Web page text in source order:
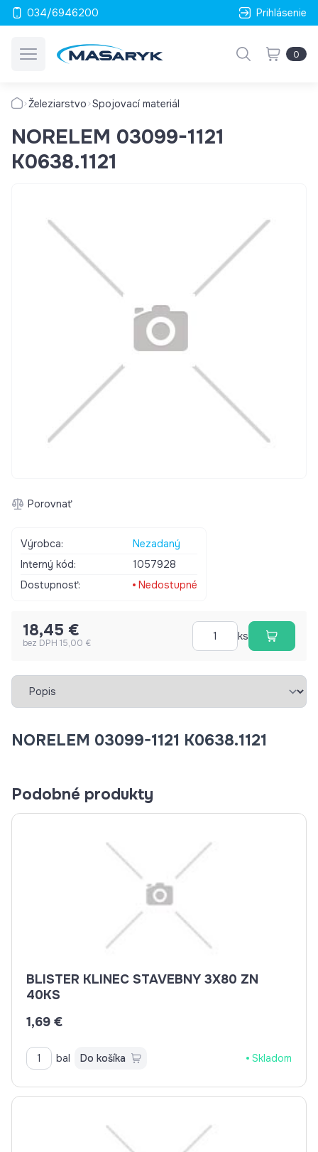
034/6946200 Prihlásenie
0
Železiarstvo Spojovací materiál
NORELEM 03099-1121
K0638.1121
Porovnať
Výrobca:
Nezadaný
Interný kód:
1057928
Dostupnosť:
Nedostupné
18,45 €
bez DPH 15,00 €
ks
Vybrať záložku
NORELEM 03099-1121 K0638.1121
Podobné produkty
BLISTER KLINEC STAVEBNY 3X80 ZN
40KS
1,69 €
bal Do košíka Skladom